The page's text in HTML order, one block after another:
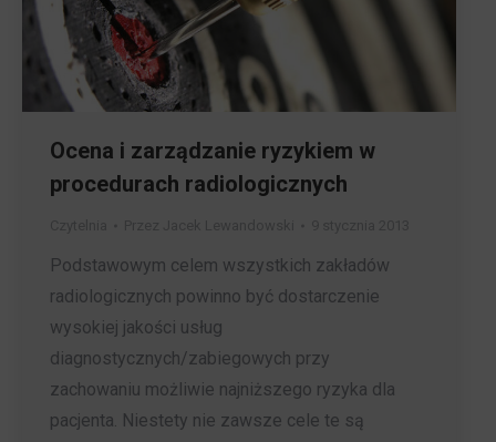
Ocena i zarządzanie ryzykiem w
procedurach radiologicznych
Podstawowym celem wszystkich zakładów
radiologicznych powinno być dostarczenie
wysokiej jakości usług
diagnostycznych/zabiegowych przy
zachowaniu możliwie najniższego ryzyka dla
pacjenta. Niestety nie zawsze cele te są